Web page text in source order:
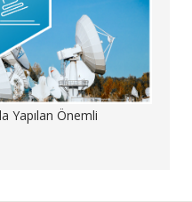
Yapılan Önemli